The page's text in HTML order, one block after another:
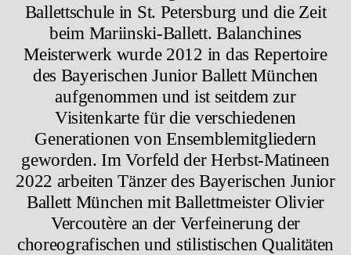
Ballettschule in St. Petersburg und die Zeit
beim Mariinski-Ballett. Balanchines
Meisterwerk wurde 2012 in das Repertoire
des Bayerischen Junior Ballett München
aufgenommen und ist seitdem zur
Visitenkarte für die verschiedenen
Generationen von Ensemblemitgliedern
geworden. Im Vorfeld der Herbst-Matineen
2022 arbeiten Tänzer des Bayerischen Junior
Ballett München mit Ballettmeister Olivier
Vercoutère an der Verfeinerung der
choreografischen und stilistischen Qualitäten